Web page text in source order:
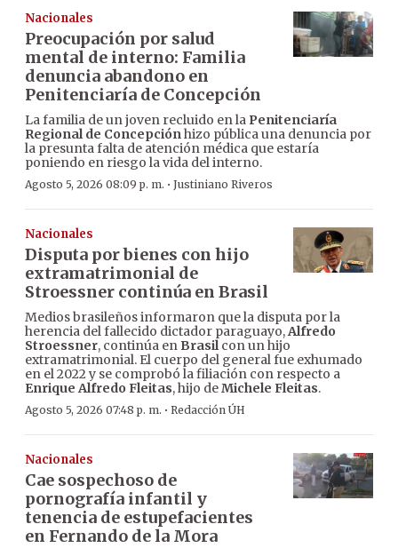
Nacionales
Preocupación por salud
mental de interno: Familia
denuncia abandono en
Penitenciaría de Concepción
La familia de un joven recluido en la Penitenciaría
Regional de Concepciónhizo pública una denuncia por
la presunta falta de atención médica que estaría
poniendo en riesgo la vida del interno.
Agosto 5, 2026 08:09 p. m. · Justiniano Riveros
Nacionales
Disputa por bienes con hijo
extramatrimonial de
Stroessner continúa en Brasil
Medios brasileños informaron que la disputa por la
herencia del fallecido dictador paraguayo,Alfredo
Stroessner, continúa en Brasilcon un hijo
extramatrimonial. El cuerpo del general fue exhumado
en el 2022 y se comprobó la filiación con respecto a
Enrique Alfredo Fleitas, hijo deMichele Fleitas.
Agosto 5, 2026 07:48 p. m. · Redacción ÚH
Nacionales
Cae sospechoso de
pornografía infantil y
tenencia de estupefacientes
en Fernando de la Mora